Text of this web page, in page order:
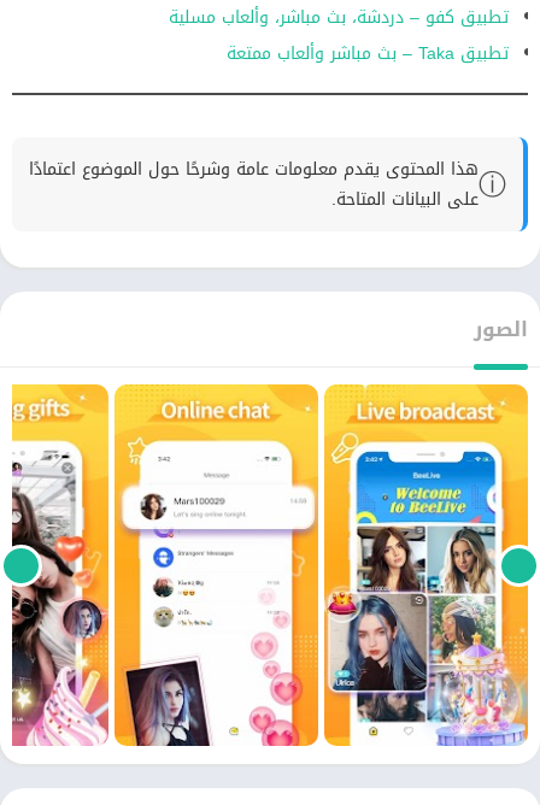
تطبيق كفو – دردشة، بث مباشر، وألعاب مسلية
تطبيق Taka – بث مباشر وألعاب ممتعة
ⓘهذا المحتوى يقدم معلومات عامة وشرحًا حول الموضوع اعتمادًا
على البيانات المتاحة.
الصور